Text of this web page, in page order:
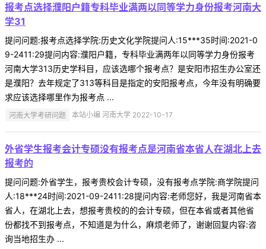
报考点选择濮阳户籍专科毕业满两以同等学力身份报考河南大
学31
提问问题:报考点选择学院:历史文化学院提问人:15***35时间:2021-0
9-2411:29提问内容:濮阳户籍，专科毕业满两年以同等学力身份报考
河南大学313历史学科目，应该选哪个报考点？是安阳市招生办公室还
是濮阳？去年规定了313等科目是指定的安阳报考点，今年没有明确要
求应该选择哪里作为报考点 ...
河南大学考研问题 本站小编 河南大学 2022-10-17
外省学生报考会计专硕没有报考点是河南省本省人在湖北上去
报考的
提问问题:外省学生，报考贵校会计专硕，没有报考点学院:商学院提问
人:18***24时间:2021-09-2411:28提问内容:老师您好，我是河南省本
省人，在湖北上去，想报考贵校的的会计专硕，但在本省或者其他省
份都找不到报考点，不知道是为什么，麻烦老师了，谢谢回复内容:咨
询当地招生办 ...